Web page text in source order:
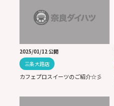
2025/01/12 公開
三条大路店
カフェプロスイーツのご紹介☆彡